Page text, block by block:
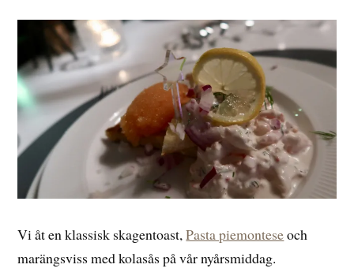
Vi åt en klassisk skagentoast,Pasta piemonteseoch
marängsviss med kolasås på vår nyårsmiddag.